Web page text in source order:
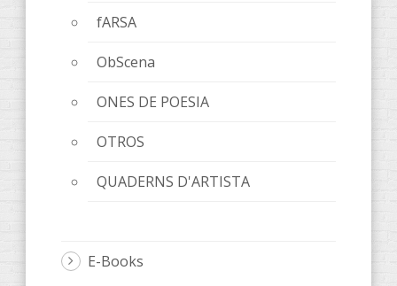
fARSA
ObScena
ONES DE POESIA
OTROS
QUADERNS D'ARTISTA
E-Books